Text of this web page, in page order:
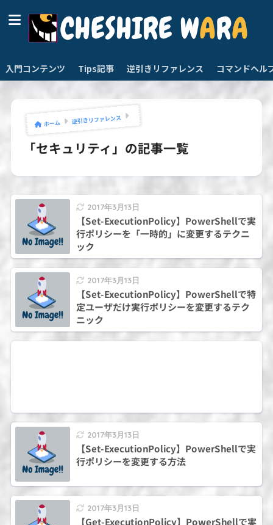
入門コンテンツ Tips記事 逆引きリファレンス コマンドヘル
ホーム 逆引きリファレンス
「セキュリティ」の記事一覧
2017年3月13日
【Set-ExecutionPolicy】PowerShellで実
行ポリシーを「一時的」に変更するテクニ
ック
2017年3月13日
【Set-ExecutionPolicy】PowerShellで特
定ユーザだけ実行ポリシーを変更するテク
ニック
2017年3月13日
【Set-ExecutionPolicy】PowerShellで実
行ポリシーを変更する方法
2017年3月13日
【Get-ExecutionPolicy】PowerShellで実